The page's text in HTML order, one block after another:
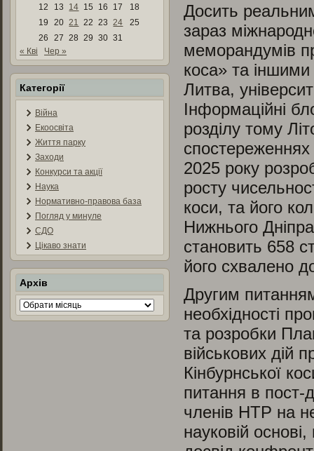
12
13 14 15 16 17
18
19
20 21 22 23 24
25
26
27 28 29 30 31
« Кві
Чер »
Категорії
Війна
Екоосвіта
Життя парку
Заходи
Конкурси та акції
Наука
Нормативно-правова база
Погляд у минуле
СДО
Цікаво знати
Архів
Архів
Досить
зараз
меморандумів
коса» та
Литва,
Інформаційні
розділу тому
спостереженнях
2025 року
росту
коси, та його
Нижнього
становить 658
його схвалено
Другим
необхідності
та розробки
військових дій
Кінбурнської
питання в пост-
членів НТР на
науковій